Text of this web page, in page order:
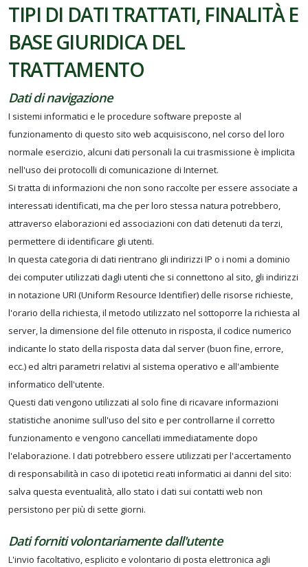
TIPI DI DATI TRATTATI, FINALITÀ E
BASE GIURIDICA DEL
TRATTAMENTO
Dati di navigazione
I sistemi informatici e le procedure software preposte al
funzionamento di questo sito web acquisiscono, nel corso del loro
normale esercizio, alcuni dati personali la cui trasmissione è implicita
nell'uso dei protocolli di comunicazione di Internet.
Si tratta di informazioni che non sono raccolte per essere associate a
interessati identificati, ma che per loro stessa natura potrebbero,
attraverso elaborazioni ed associazioni con dati detenuti da terzi,
permettere di identificare gli utenti.
In questa categoria di dati rientrano gli indirizzi IP o i nomi a dominio
dei computer utilizzati dagli utenti che si connettono al sito, gli indirizzi
in notazione URI (Uniform Resource Identifier) delle risorse richieste,
l'orario della richiesta, il metodo utilizzato nel sottoporre la richiesta al
server, la dimensione del file ottenuto in risposta, il codice numerico
indicante lo stato della risposta data dal server (buon fine, errore,
ecc.) ed altri parametri relativi al sistema operativo e all'ambiente
informatico dell'utente.
Questi dati vengono utilizzati al solo fine di ricavare informazioni
statistiche anonime sull'uso del sito e per controllarne il corretto
funzionamento e vengono cancellati immediatamente dopo
l'elaborazione. I dati potrebbero essere utilizzati per l'accertamento
di responsabilità in caso di ipotetici reati informatici ai danni del sito:
salva questa eventualità, allo stato i dati sui contatti web non
persistono per più di sette giorni.
Dati forniti volontariamente dall'utente
L'invio facoltativo, esplicito e volontario di posta elettronica agli